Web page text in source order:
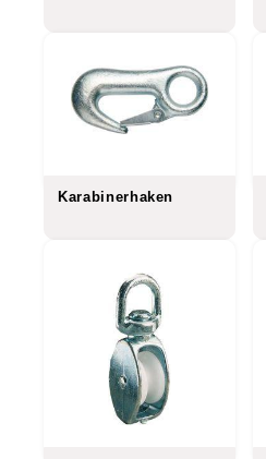
Karabinerhaken